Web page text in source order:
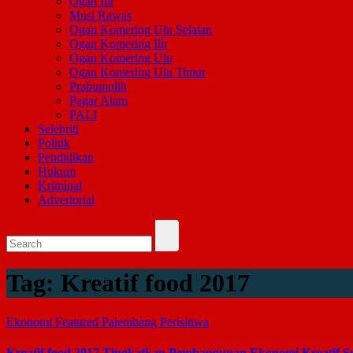
Musi Rawas
Ogan Komering Ulu Selatan
Ogan Komering Ilir
Ogan Komering Ulu
Ogan Komering Ulu Timur
Prabumulih
Pagar Alam
PALI
Selebriti
Politik
Pendidikan
Hukum
Kriminal
Advertorial
Tag: Kreatif food 2017
Ekonomi Featured Palembang Perisitiwa